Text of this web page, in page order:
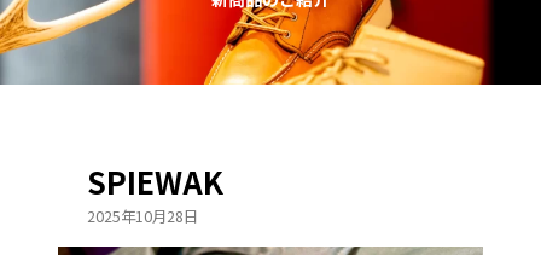
プ
SPIEWAK
2025年10月28日